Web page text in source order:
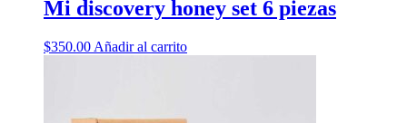
Mi discovery honey set 6 piezas
$350.00 Añadir al carrito